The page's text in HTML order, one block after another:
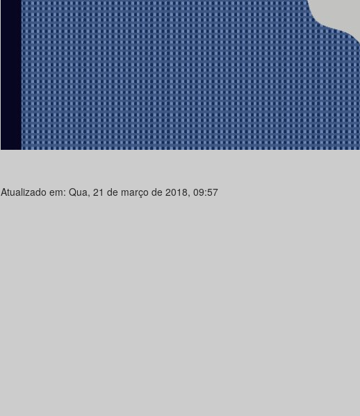
Atualizado em: Qua, 21 de março de 2018, 09:57